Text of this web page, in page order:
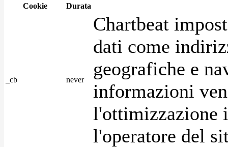
Cookie Durata
_cb never
Chartbeat
dati come
geografiche e
informazioni
l'ottimizzazione
l'operatore del